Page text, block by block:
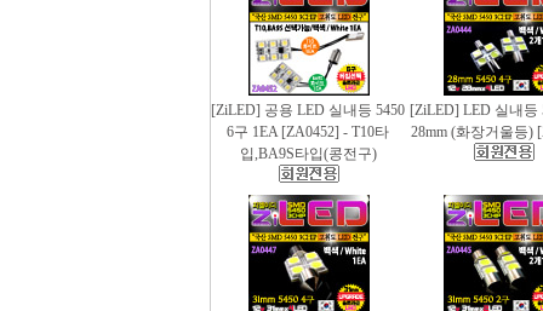
[ZiLED] 공용 LED 실내등 5450
6구 1EA [ZA0452] - T10타
입,BA9S타입(콩전구)
[ZiLED] LED 실내등
28mm (화장거울등)